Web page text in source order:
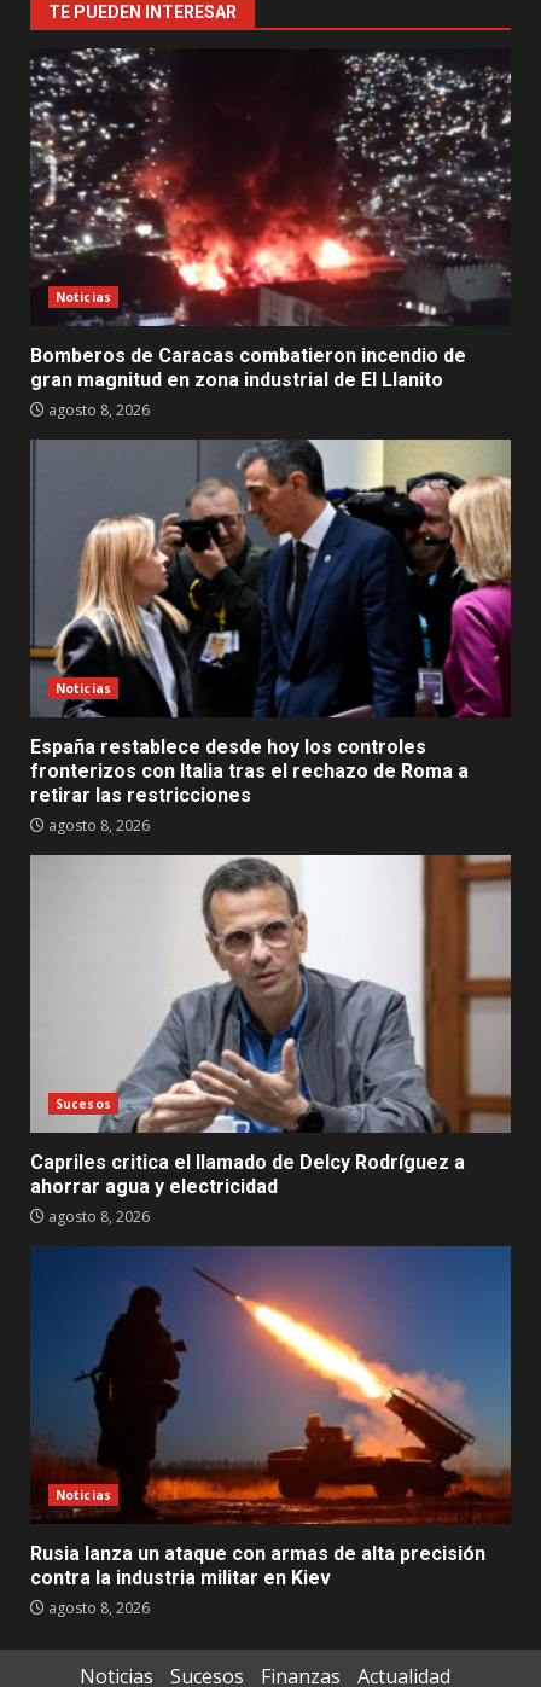
TE PUEDEN INTERESAR
Noticias
Bomberos de Caracas combatieron incendio de
gran magnitud en zona industrial de El Llanito
agosto 8, 2026
Noticias
España restablece desde hoy los controles
fronterizos con Italia tras el rechazo de Roma a
retirar las restricciones
agosto 8, 2026
Sucesos
Capriles critica el llamado de Delcy Rodríguez a
ahorrar agua y electricidad
agosto 8, 2026
Noticias
Rusia lanza un ataque con armas de alta precisión
contra la industria militar en Kiev
agosto 8, 2026
Noticias Sucesos Finanzas Actualidad